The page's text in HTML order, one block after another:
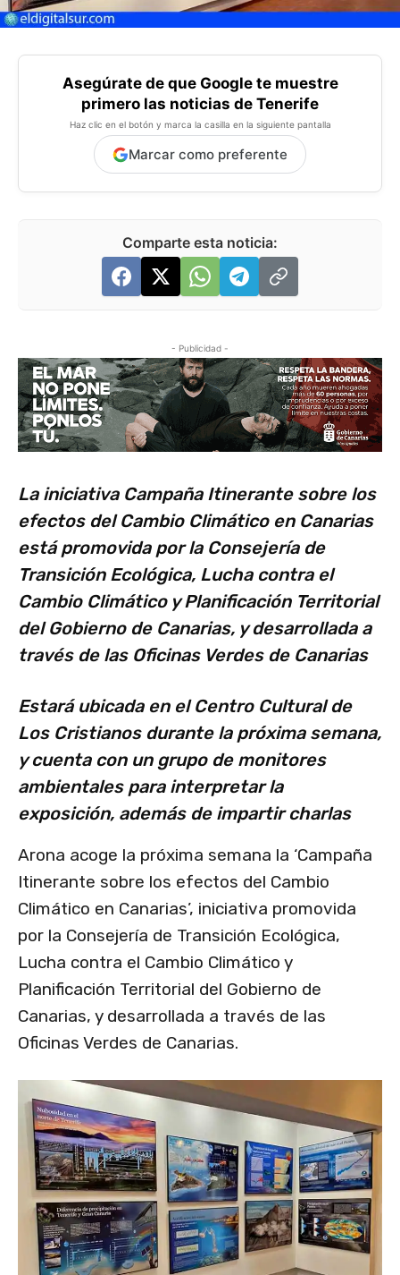
Asegúrate de que Google te muestre
primero las noticias de Tenerife
Haz clic en el botón y marca la casilla en la siguiente pantalla
Marcar como preferente
Comparte esta noticia:
- Publicidad -
La iniciativa Campaña Itinerante sobre los
efectos del Cambio Climático en Canarias
está promovida por la Consejería de
Transición Ecológica, Lucha contra el
Cambio Climático y Planificación Territorial
del Gobierno de Canarias, y desarrollada a
través de las Oficinas Verdes de Canarias
Estará ubicada en el Centro Cultural de
Los Cristianos durante la próxima semana,
y cuenta con un grupo de monitores
ambientales para interpretar la
exposición, además de impartir charlas
Arona acoge la próxima semana la ‘Campaña
Itinerante sobre los efectos del Cambio
Climático en Canarias’, iniciativa promovida
por la Consejería de Transición Ecológica,
Lucha contra el Cambio Climático y
Planificación Territorial del Gobierno de
Canarias, y desarrollada a través de las
Oficinas Verdes de Canarias.